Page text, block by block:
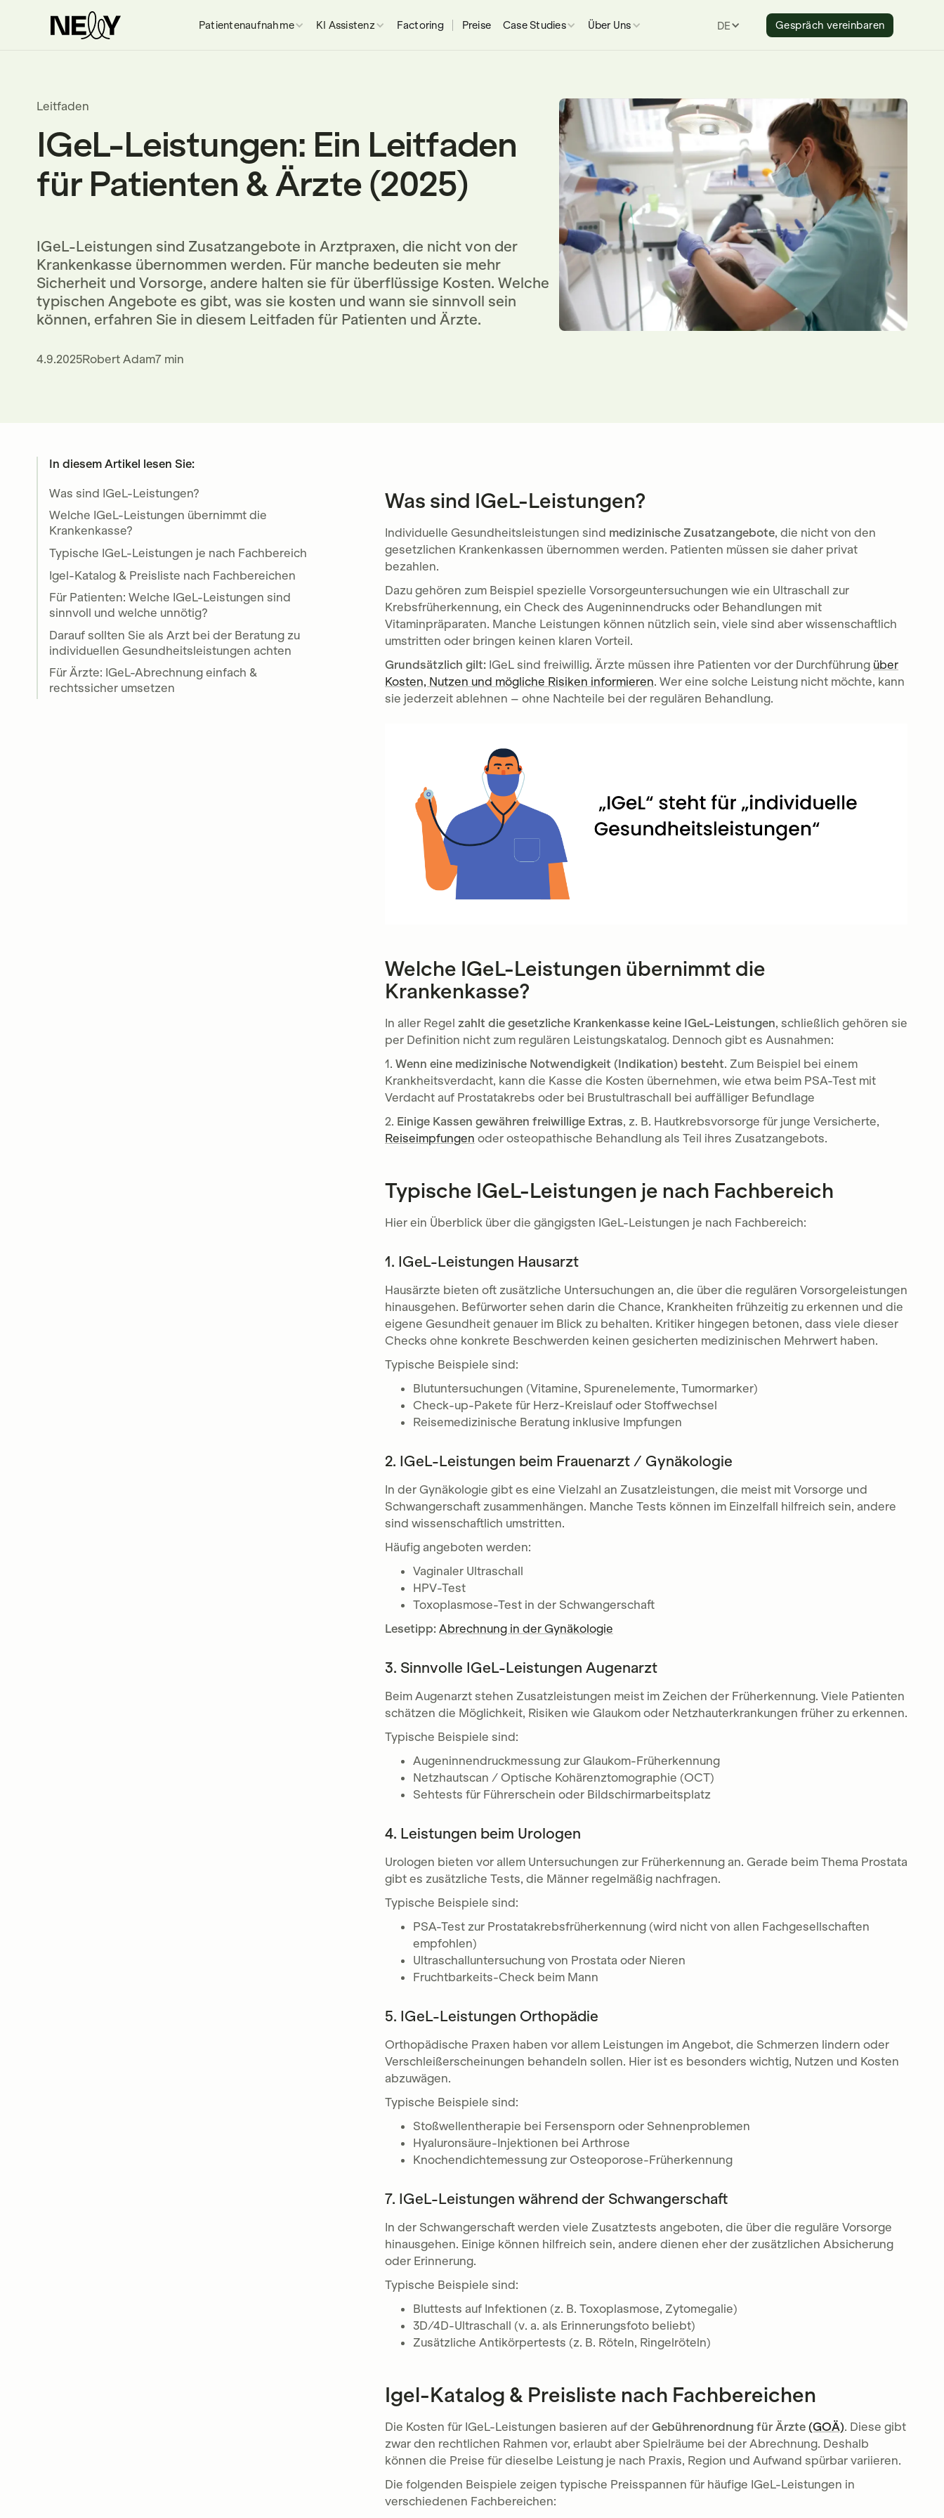
Patientenaufnahme KI Assistenz Factoring Preise Case Studies Über Uns DEUTSCH Gespräch vereinbaren
Leitfaden
IGeL-Leistungen: Ein Leitfaden
für Patienten & Ärzte (2025)
IGeL-Leistungen sind Zusatzangebote in Arztpraxen, die nicht von der
Krankenkasse übernommen werden. Für manche bedeuten sie mehr
Sicherheit und Vorsorge, andere halten sie für überflüssige Kosten. Welche
typischen Angebote es gibt, was sie kosten und wann sie sinnvoll sein
können, erfahren Sie in diesem Leitfaden für Patienten und Ärzte.
4.9.2025Robert Adam7 min
In diesem Artikel lesen Sie:
Was sind IGeL-Leistungen?
Welche IGeL-Leistungen übernimmt die
Krankenkasse?
Typische IGeL-Leistungen je nach Fachbereich
Igel-Katalog & Preisliste nach Fachbereichen
Für Patienten: Welche IGeL-Leistungen sind
sinnvoll und welche unnötig?
Darauf sollten Sie als Arzt bei der Beratung zu
individuellen Gesundheitsleistungen achten
Für Ärzte: IGeL-Abrechnung einfach &
rechtssicher umsetzen
Was sind IGeL-Leistungen?
Individuelle Gesundheitsleistungen sind medizinische Zusatzangebote, die nicht von den
gesetzlichen Krankenkassen übernommen werden. Patienten müssen sie daher privat
bezahlen.
Dazu gehören zum Beispiel spezielle Vorsorgeuntersuchungen wie ein Ultraschall zur
Krebsfrüherkennung, ein Check des Augeninnendrucks oder Behandlungen mit
Vitaminpräparaten. Manche Leistungen können nützlich sein, viele sind aber wissenschaftlich
umstritten oder bringen keinen klaren Vorteil.
Grundsätzlich gilt: IGeL sind freiwillig. Ärzte müssen ihre Patienten vor der Durchführung über
Kosten, Nutzen und mögliche Risiken informieren. Wer eine solche Leistung nicht möchte, kann
sie jederzeit ablehnen – ohne Nachteile bei der regulären Behandlung.
Welche IGeL-Leistungen übernimmt die
Krankenkasse?
In aller Regel zahlt die gesetzliche Krankenkasse keine IGeL-Leistungen, schließlich gehören sie
per Definition nicht zum regulären Leistungskatalog. Dennoch gibt es Ausnahmen:
1. Wenn eine medizinische Notwendigkeit (Indikation) besteht. Zum Beispiel bei einem
Krankheitsverdacht, kann die Kasse die Kosten übernehmen, wie etwa beim PSA-Test mit
Verdacht auf Prostatakrebs oder bei Brustultraschall bei auffälliger Befundlage
2. Einige Kassen gewähren freiwillige Extras, z. B. Hautkrebsvorsorge für junge Versicherte,
Reiseimpfungen oder osteopathische Behandlung als Teil ihres Zusatzangebots.
Typische IGeL-Leistungen je nach Fachbereich
Hier ein Überblick über die gängigsten IGeL-Leistungen je nach Fachbereich:
1. IGeL-Leistungen Hausarzt
Hausärzte bieten oft zusätzliche Untersuchungen an, die über die regulären Vorsorgeleistungen
hinausgehen. Befürworter sehen darin die Chance, Krankheiten frühzeitig zu erkennen und die
eigene Gesundheit genauer im Blick zu behalten. Kritiker hingegen betonen, dass viele dieser
Checks ohne konkrete Beschwerden keinen gesicherten medizinischen Mehrwert haben.
Typische Beispiele sind:
Blutuntersuchungen (Vitamine, Spurenelemente, Tumormarker)
Check-up-Pakete für Herz-Kreislauf oder Stoffwechsel
Reisemedizinische Beratung inklusive Impfungen
2. IGeL-Leistungen beim Frauenarzt / Gynäkologie
In der Gynäkologie gibt es eine Vielzahl an Zusatzleistungen, die meist mit Vorsorge und
Schwangerschaft zusammenhängen. Manche Tests können im Einzelfall hilfreich sein, andere
sind wissenschaftlich umstritten.
Häufig angeboten werden:
Vaginaler Ultraschall
HPV-Test
Toxoplasmose-Test in der Schwangerschaft
Lesetipp: Abrechnung in der Gynäkologie
3. Sinnvolle IGeL-Leistungen Augenarzt
Beim Augenarzt stehen Zusatzleistungen meist im Zeichen der Früherkennung. Viele Patienten
schätzen die Möglichkeit, Risiken wie Glaukom oder Netzhauterkrankungen früher zu erkennen.
Typische Beispiele sind:
Augeninnendruckmessung zur Glaukom-Früherkennung
Netzhautscan / Optische Kohärenztomographie (OCT)
Sehtests für Führerschein oder Bildschirmarbeitsplatz
4. Leistungen beim Urologen
Urologen bieten vor allem Untersuchungen zur Früherkennung an. Gerade beim Thema Prostata
gibt es zusätzliche Tests, die Männer regelmäßig nachfragen.
Typische Beispiele sind:
PSA-Test zur Prostatakrebsfrüherkennung (wird nicht von allen Fachgesellschaften
empfohlen)
Ultraschalluntersuchung von Prostata oder Nieren
Fruchtbarkeits-Check beim Mann
5. IGeL-Leistungen Orthopädie
Orthopädische Praxen haben vor allem Leistungen im Angebot, die Schmerzen lindern oder
Verschleißerscheinungen behandeln sollen. Hier ist es besonders wichtig, Nutzen und Kosten
abzuwägen.
Typische Beispiele sind:
Stoßwellentherapie bei Fersensporn oder Sehnenproblemen
Hyaluronsäure-Injektionen bei Arthrose
Knochendichtemessung zur Osteoporose-Früherkennung
7. IGeL-Leistungen während der Schwangerschaft
In der Schwangerschaft werden viele Zusatztests angeboten, die über die reguläre Vorsorge
hinausgehen. Einige können hilfreich sein, andere dienen eher der zusätzlichen Absicherung
oder Erinnerung.
Typische Beispiele sind:
Bluttests auf Infektionen (z. B. Toxoplasmose, Zytomegalie)
3D/4D-Ultraschall (v. a. als Erinnerungsfoto beliebt)
Zusätzliche Antikörpertests (z. B. Röteln, Ringelröteln)
Igel-Katalog & Preisliste nach Fachbereichen
Die Kosten für IGeL-Leistungen basieren auf der Gebührenordnung für Ärzte (GOÄ). Diese gibt
zwar den rechtlichen Rahmen vor, erlaubt aber Spielräume bei der Abrechnung. Deshalb
können die Preise für dieselbe Leistung je nach Praxis, Region und Aufwand spürbar variieren.
Die folgenden Beispiele zeigen typische Preisspannen für häufige IGeL-Leistungen in
verschiedenen Fachbereichen: